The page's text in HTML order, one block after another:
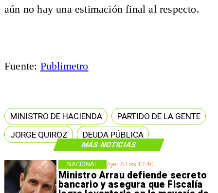
MÁS NOTICIAS
Ayer A Las 12:40
Ministro Arrau defiende secreto
bancario y asegura que Fiscalía
NACIONAL
aún no hay una estimación final al respecto.
Fuente: Publimetro
MINISTRO DE HACIENDA
PARTIDO DE LA GENTE
JORGE QUIROZ
DEUDA PÚBLICA